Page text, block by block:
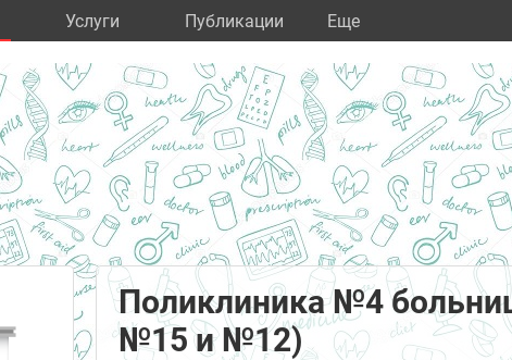
Услуги Публикации Eще
Поликлиника №4
№15 и №12)